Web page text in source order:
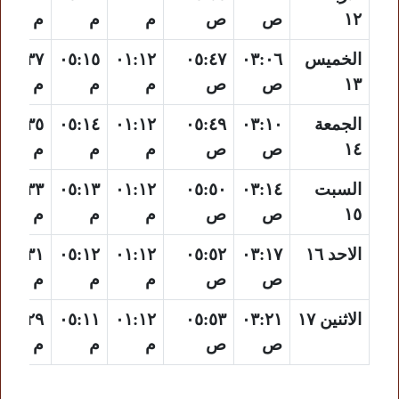
١٢
ص
ص
م
م
م
الخميس
١٣
٠٣:٠٦
ص
٠٥:٤٧
ص
٠١:١٢
م
٠٥:١٥
م
٠٨:٣٧
م
الجمعة
١٤
٠٣:١٠
ص
٠٥:٤٩
ص
٠١:١٢
م
٠٥:١٤
م
٠٨:٣٥
م
السبت
١٥
٠٣:١٤
ص
٠٥:٥٠
ص
٠١:١٢
م
٠٥:١٣
م
٠٨:٣٣
م
الاحد ١٦
٠٣:١٧
ص
٠٥:٥٢
ص
٠١:١٢
م
٠٥:١٢
م
٠٨:٣١
م
الاثنين ١٧
٠٣:٢١
ص
٠٥:٥٣
ص
٠١:١٢
م
٠٥:١١
م
٠٨:٢٩
م